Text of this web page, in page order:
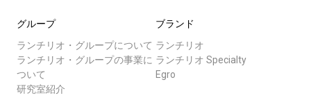
グループ
ランチリオ・グループについて
ランチリオ・グループの事業に
ついて
研究室紹介
ブランド
ランチリオ
ランチリオ Specialty
Egro